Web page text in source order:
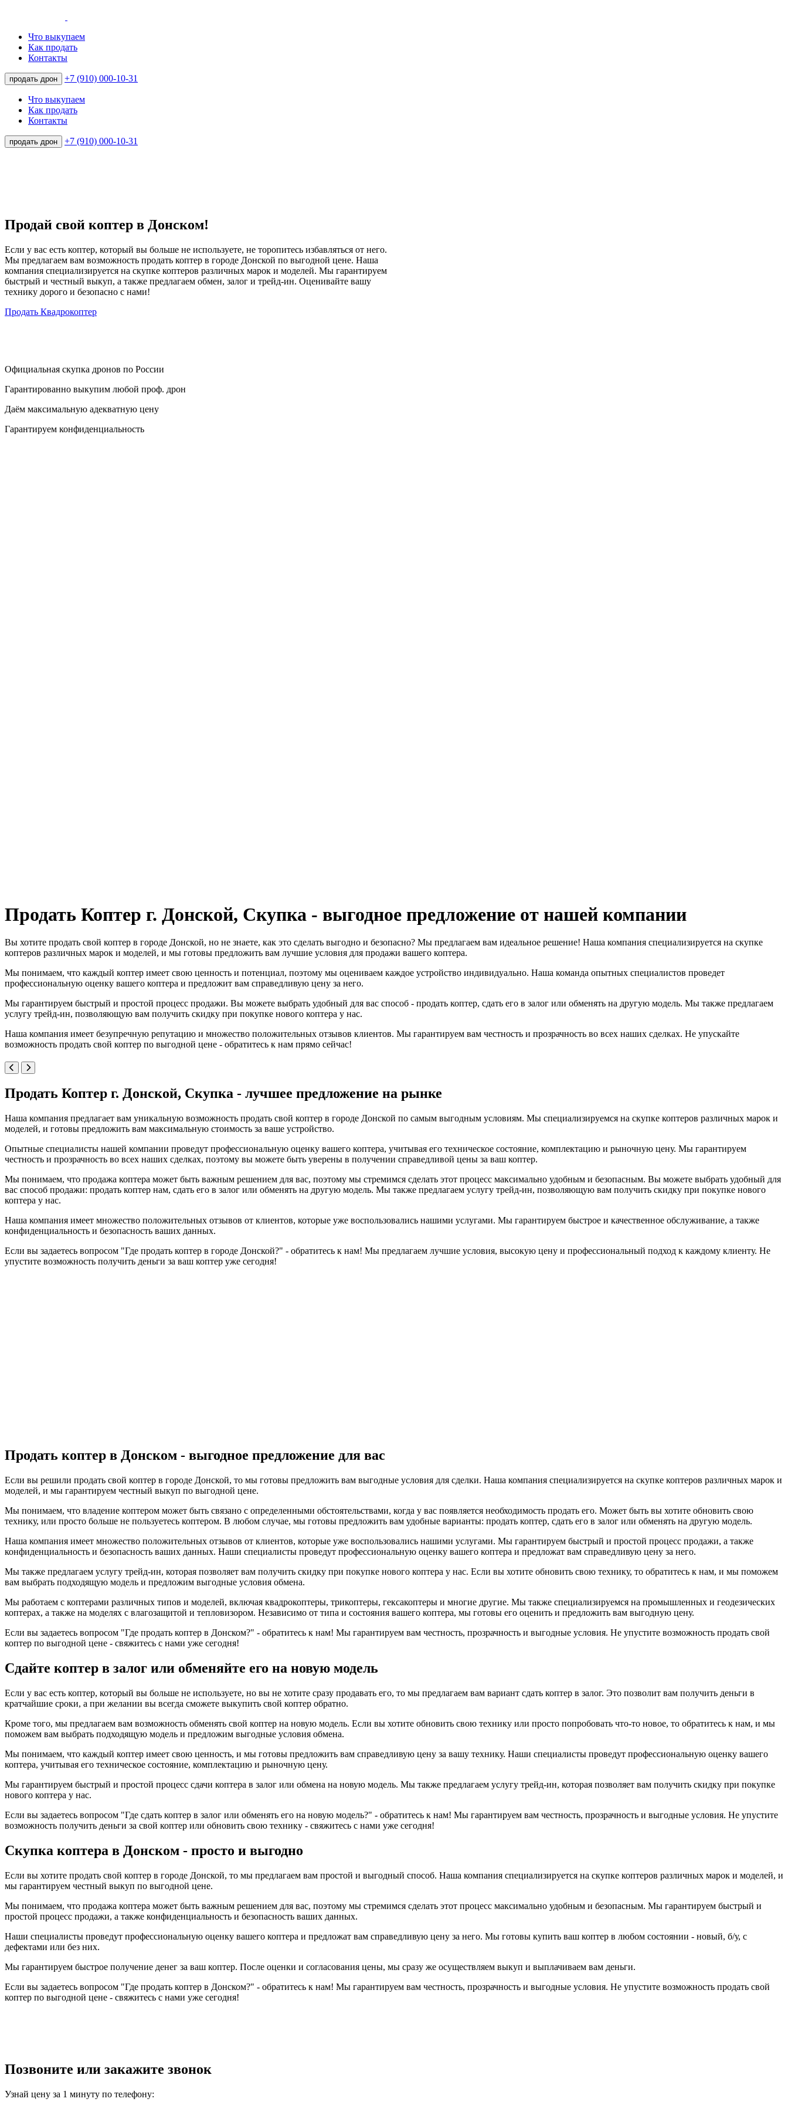
Что выкупаем
Как продать
Контакты
продать дрон +7 (910) 000-10-31
Что выкупаем
Как продать
Контакты
продать дрон +7 (910) 000-10-31
Продай свой коптер в Донском!
Если у вас есть коптер, который вы больше не используете, не торопитесь избавляться от него.
Мы предлагаем вам возможность продать коптер в городе Донской по выгодной цене. Наша
компания специализируется на скупке коптеров различных марок и моделей. Мы гарантируем
быстрый и честный выкуп, а также предлагаем обмен, залог и трейд-ин. Оценивайте вашу
технику дорого и безопасно с нами!
Продать Квадрокоптер
Официальная скупка дронов по России
Гарантированно выкупим любой проф. дрон
Даём максимальную адекватную цену
Гарантируем конфиденциальность
Продать Коптер г. Донской, Скупка - выгодное предложение от нашей компании
Вы хотите продать свой коптер в городе Донской, но не знаете, как это сделать выгодно и безопасно? Мы предлагаем вам идеальное решение! Наша компания специализируется на скупке
коптеров различных марок и моделей, и мы готовы предложить вам лучшие условия для продажи вашего коптера.
Мы понимаем, что каждый коптер имеет свою ценность и потенциал, поэтому мы оцениваем каждое устройство индивидуально. Наша команда опытных специалистов проведет
профессиональную оценку вашего коптера и предложит вам справедливую цену за него.
Мы гарантируем быстрый и простой процесс продажи. Вы можете выбрать удобный для вас способ - продать коптер, сдать его в залог или обменять на другую модель. Мы также предлагаем
услугу трейд-ин, позволяющую вам получить скидку при покупке нового коптера у нас.
Наша компания имеет безупречную репутацию и множество положительных отзывов клиентов. Мы гарантируем вам честность и прозрачность во всех наших сделках. Не упускайте
возможность продать свой коптер по выгодной цене - обратитесь к нам прямо сейчас!
Продать Коптер г. Донской, Скупка - лучшее предложение на рынке
Наша компания предлагает вам уникальную возможность продать свой коптер в городе Донской по самым выгодным условиям. Мы специализируемся на скупке коптеров различных марок и
моделей, и готовы предложить вам максимальную стоимость за ваше устройство.
Опытные специалисты нашей компании проведут профессиональную оценку вашего коптера, учитывая его техническое состояние, комплектацию и рыночную цену. Мы гарантируем
честность и прозрачность во всех наших сделках, поэтому вы можете быть уверены в получении справедливой цены за ваш коптер.
Мы понимаем, что продажа коптера может быть важным решением для вас, поэтому мы стремимся сделать этот процесс максимально удобным и безопасным. Вы можете выбрать удобный для
вас способ продажи: продать коптер нам, сдать его в залог или обменять на другую модель. Мы также предлагаем услугу трейд-ин, позволяющую вам получить скидку при покупке нового
коптера у нас.
Наша компания имеет множество положительных отзывов от клиентов, которые уже воспользовались нашими услугами. Мы гарантируем быстрое и качественное обслуживание, а также
конфиденциальность и безопасность ваших данных.
Если вы задаетесь вопросом "Где продать коптер в городе Донской?" - обратитесь к нам! Мы предлагаем лучшие условия, высокую цену и профессиональный подход к каждому клиенту. Не
упустите возможность получить деньги за ваш коптер уже сегодня!
Продать коптер в Донском - выгодное предложение для вас
Если вы решили продать свой коптер в городе Донской, то мы готовы предложить вам выгодные условия для сделки. Наша компания специализируется на скупке коптеров различных марок и
моделей, и мы гарантируем честный выкуп по выгодной цене.
Мы понимаем, что владение коптером может быть связано с определенными обстоятельствами, когда у вас появляется необходимость продать его. Может быть вы хотите обновить свою
технику, или просто больше не пользуетесь коптером. В любом случае, мы готовы предложить вам удобные варианты: продать коптер, сдать его в залог или обменять на другую модель.
Наша компания имеет множество положительных отзывов от клиентов, которые уже воспользовались нашими услугами. Мы гарантируем быстрый и простой процесс продажи, а также
конфиденциальность и безопасность ваших данных. Наши специалисты проведут профессиональную оценку вашего коптера и предложат вам справедливую цену за него.
Мы также предлагаем услугу трейд-ин, которая позволяет вам получить скидку при покупке нового коптера у нас. Если вы хотите обновить свою технику, то обратитесь к нам, и мы поможем
вам выбрать подходящую модель и предложим выгодные условия обмена.
Мы работаем с коптерами различных типов и моделей, включая квадрокоптеры, трикоптеры, гексакоптеры и многие другие. Мы также специализируемся на промышленных и геодезических
коптерах, а также на моделях с влагозащитой и тепловизором. Независимо от типа и состояния вашего коптера, мы готовы его оценить и предложить вам выгодную цену.
Если вы задаетесь вопросом "Где продать коптер в Донском?" - обратитесь к нам! Мы гарантируем вам честность, прозрачность и выгодные условия. Не упустите возможность продать свой
коптер по выгодной цене - свяжитесь с нами уже сегодня!
Сдайте коптер в залог или обменяйте его на новую модель
Если у вас есть коптер, который вы больше не используете, но вы не хотите сразу продавать его, то мы предлагаем вам вариант сдать коптер в залог. Это позволит вам получить деньги в
кратчайшие сроки, а при желании вы всегда сможете выкупить свой коптер обратно.
Кроме того, мы предлагаем вам возможность обменять свой коптер на новую модель. Если вы хотите обновить свою технику или просто попробовать что-то новое, то обратитесь к нам, и мы
поможем вам выбрать подходящую модель и предложим выгодные условия обмена.
Мы понимаем, что каждый коптер имеет свою ценность, и мы готовы предложить вам справедливую цену за вашу технику. Наши специалисты проведут профессиональную оценку вашего
коптера, учитывая его техническое состояние, комплектацию и рыночную цену.
Мы гарантируем быстрый и простой процесс сдачи коптера в залог или обмена на новую модель. Мы также предлагаем услугу трейд-ин, которая позволяет вам получить скидку при покупке
нового коптера у нас.
Если вы задаетесь вопросом "Где сдать коптер в залог или обменять его на новую модель?" - обратитесь к нам! Мы гарантируем вам честность, прозрачность и выгодные условия. Не упустите
возможность получить деньги за свой коптер или обновить свою технику - свяжитесь с нами уже сегодня!
Скупка коптера в Донском - просто и выгодно
Если вы хотите продать свой коптер в городе Донской, то мы предлагаем вам простой и выгодный способ. Наша компания специализируется на скупке коптеров различных марок и моделей, и
мы гарантируем честный выкуп по выгодной цене.
Мы понимаем, что продажа коптера может быть важным решением для вас, поэтому мы стремимся сделать этот процесс максимально удобным и безопасным. Мы гарантируем быстрый и
простой процесс продажи, а также конфиденциальность и безопасность ваших данных.
Наши специалисты проведут профессиональную оценку вашего коптера и предложат вам справедливую цену за него. Мы готовы купить ваш коптер в любом состоянии - новый, б/у, с
дефектами или без них.
Мы гарантируем быстрое получение денег за ваш коптер. После оценки и согласования цены, мы сразу же осуществляем выкуп и выплачиваем вам деньги.
Если вы задаетесь вопросом "Где продать коптер в Донском?" - обратитесь к нам! Мы гарантируем вам честность, прозрачность и выгодные условия. Не упустите возможность продать свой
коптер по выгодной цене - свяжитесь с нами уже сегодня!
Позвоните или закажите звонок
Узнай цену за 1 минуту по телефону: